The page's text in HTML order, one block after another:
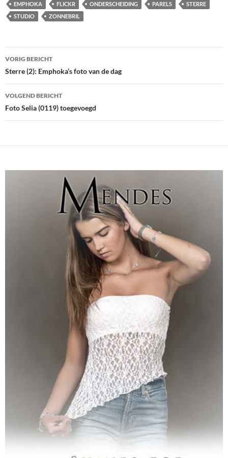
EMPHOKA FLICKR ONDERSCHEIDING PARELS
STERRE
STUDIO
ZONNEBRIL
Bericht
navigatie
VORIG BERICHT
Sterre (2): Emphoka’s foto van de dag
VOLGEND BERICHT
Foto Selia (0119) toegevoegd